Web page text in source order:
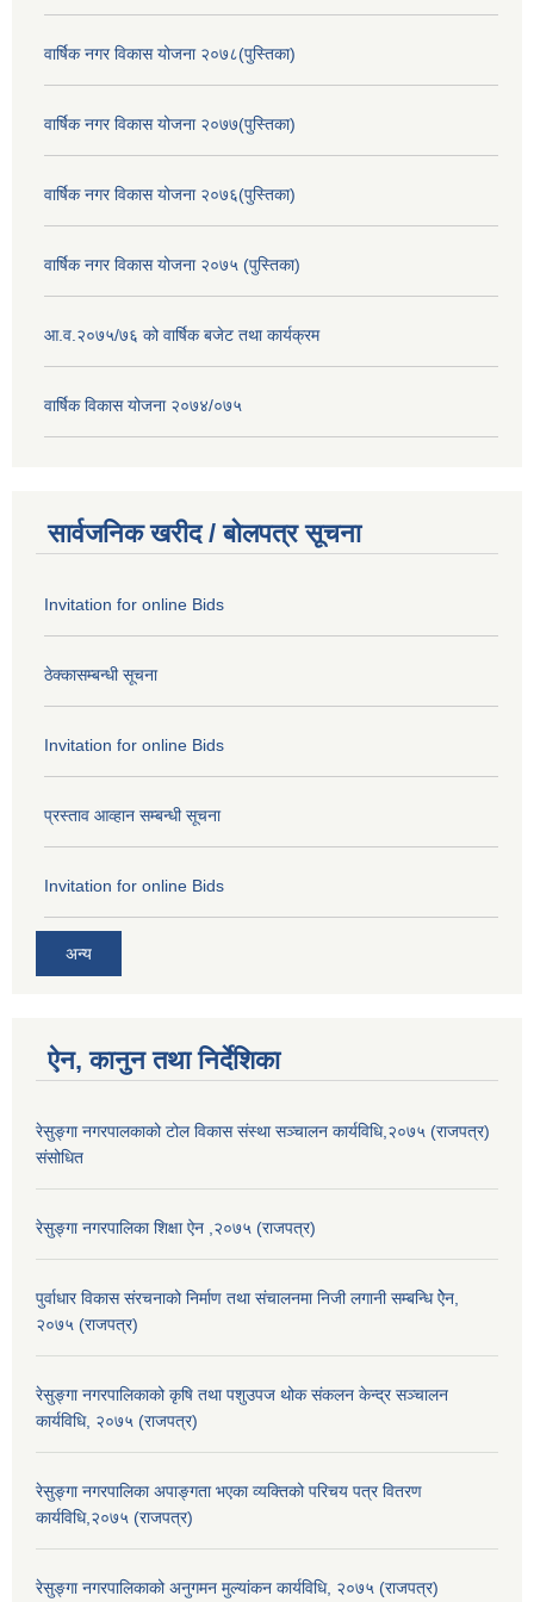
वार्षिक नगर विकास योजना २०७८(पुस्तिका)
वार्षिक नगर विकास योजना २०७७(पुस्तिका)
वार्षिक नगर विकास योजना २०७६(पुस्तिका)
वार्षिक नगर विकास योजना २०७५ (पुस्तिका)
आ.व.२०७५/७६ को वार्षिक बजेट तथा कार्यक्रम
वार्षिक विकास योजना २०७४/०७५
सार्वजनिक खरीद / बोलपत्र सूचना
Invitation for online Bids
ठेक्कासम्बन्धी सूचना
Invitation for online Bids
प्रस्ताव आव्हान सम्बन्धी सूचना
Invitation for online Bids
अन्य
ऐन, कानुन तथा निर्देशिका
रेसुङ्गा नगरपालकाको टोल विकास संस्था सञ्चालन कार्यविधि,२०७५ (राजपत्र)
संसोधित
रेसुङ्गा नगरपालिका शिक्षा ऐन ,२०७५ (राजपत्र)
पुर्वाधार विकास संरचनाको निर्माण तथा स‌ंचालनमा निजी लगानी सम्बन्धि ऐेन,
२०७५ (राजपत्र)
रेसुङ्गा नगरपालिकाको कृषि तथा पशुउपज थोक संकलन केन्द्र सञ्चालन
कार्यविधि, २०७५ (राजपत्र)
रेसुङ्गा नगरपालिका अपाङ्गता भएका व्यक्तिको परिचय पत्र वितरण
कार्यविधि,२०७५ (राजपत्र)
रेसुङ्गा नगरपालिकाको अनुगमन मुल्यांकन कार्यविधि, २०७५ (राजपत्र)